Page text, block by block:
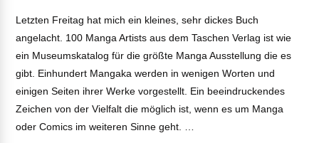
Letzten Freitag hat mich ein kleines, sehr dickes Buch
angelacht. 100 Manga Artists aus dem Taschen Verlag ist wie
ein Museumskatalog für die größte Manga Ausstellung die es
gibt. Einhundert Mangaka werden in wenigen Worten und
einigen Seiten ihrer Werke vorgestellt. Ein beeindruckendes
Zeichen von der Vielfalt die möglich ist, wenn es um Manga
oder Comics im weiteren Sinne geht. …